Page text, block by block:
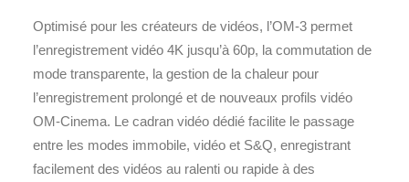
Optimisé pour les créateurs de vidéos, l’OM-3 permet
l’enregistrement vidéo 4K jusqu’à 60p, la commutation de
mode transparente, la gestion de la chaleur pour
l’enregistrement prolongé et de nouveaux profils vidéo
OM-Cinema. Le cadran vidéo dédié facilite le passage
entre les modes immobile, vidéo et S&Q, enregistrant
facilement des vidéos au ralenti ou rapide à des